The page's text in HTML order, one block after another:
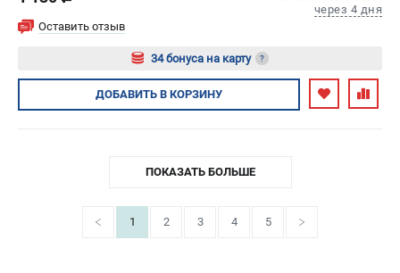
через 4 дня
Оставить отзыв
34 бонуса на карту ?
Авторизуйтесь
ДОБАВИТЬ В КОРЗИНУ
1 2 3 4 5
ПОКАЗАТЬ БОЛЬШЕ